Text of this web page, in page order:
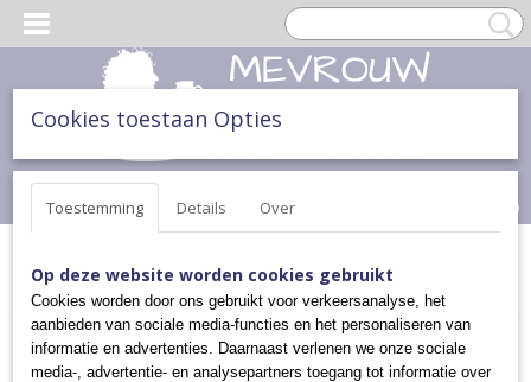
Inloggen Registreren
(0)
Home >THEE & TAART>KOPPEN EN MOKKEN>
MUG TO GO
Cookies toestaan Opties
Toestemming Details Over
Op deze website worden cookies gebruikt
Cookies worden door ons gebruikt voor verkeersanalyse, het
aanbieden van sociale media-functies en het personaliseren van
informatie en advertenties. Daarnaast verlenen we onze sociale
media-, advertentie- en analysepartners toegang tot informatie over